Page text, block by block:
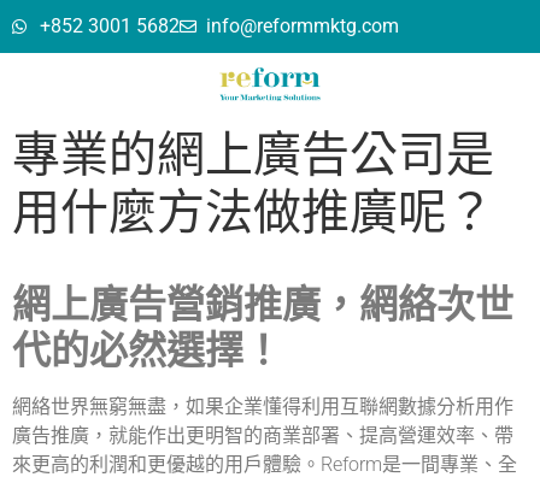
+852 3001 5682 info@reformmktg.com
專業的網上廣告公司是
用什麼方法做推廣呢？
網上廣告營銷推廣，網絡次世
代的必然選擇！
網絡世界無窮無盡，如果企業懂得利用互聯網數據分析用作
廣告推廣，就能作出更明智的商業部署、提高營運效率、帶
來更高的利潤和更優越的用戶體驗。Reform是一間專業、全